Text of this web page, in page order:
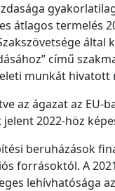
átlagos termelés
által
című
munkát hivatott
az ágazat az EU-
2022-höz
beruházások
forrásoktól. A
lehívhatósága